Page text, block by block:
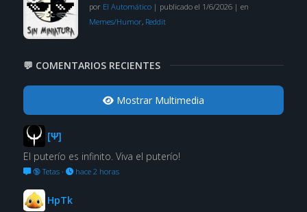
por El Automático| publicado el 1/6/2026| en
Memes/Humor, Reddit
💬 COMENTARIOS RECIENTES
Mostrar Multimedia
[Ψ]
El puterío es infinito. Viva el puterío!
🔞 Tetas· hace 2 horas
HpTk